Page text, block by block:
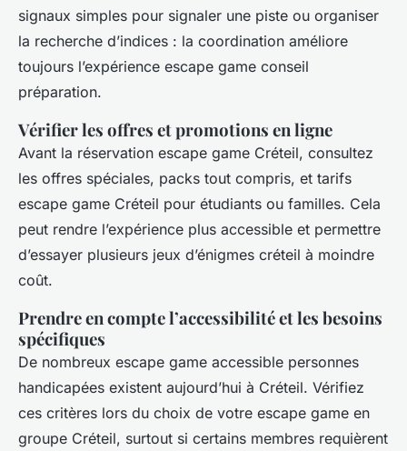
signaux simples pour signaler une piste ou organiser
la recherche d’indices : la coordination améliore
toujours l’expérience escape game conseil
préparation.
Vérifier les offres et promotions en ligne
Avant la réservation escape game Créteil, consultez
les offres spéciales, packs tout compris, et tarifs
escape game Créteil pour étudiants ou familles. Cela
peut rendre l’expérience plus accessible et permettre
d’essayer plusieurs jeux d’énigmes créteil à moindre
coût.
Prendre en compte l’accessibilité et les besoins
spécifiques
De nombreux escape game accessible personnes
handicapées existent aujourd’hui à Créteil. Vérifiez
ces critères lors du choix de votre escape game en
groupe Créteil, surtout si certains membres requièrent